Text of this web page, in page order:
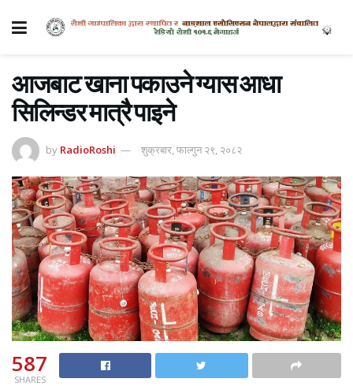
आजबाट खाना पकाउने ग्यास आधा
सिलिन्डर मात्रै पाइने
by RadioRoshi शुक्रबार, फाल्गुन २९, २०८२
587
SHARES